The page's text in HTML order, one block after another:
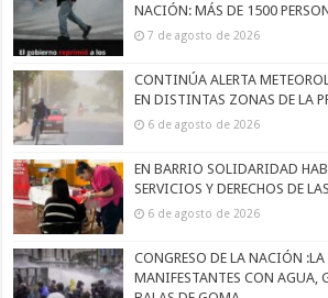
NACIÓN: MÁS DE 1500
7 de agosto de 2026
CONTINÚA ALERTA
EN DISTINTAS ZONAS DE LA
6 de agosto de 2026
EN BARRIO SOLIDARIDAD
SERVICIOS Y DERECHOS DE
6 de agosto de 2026
CONGRESO DE LA NACIÓN
MANIFESTANTES CON AGUA,